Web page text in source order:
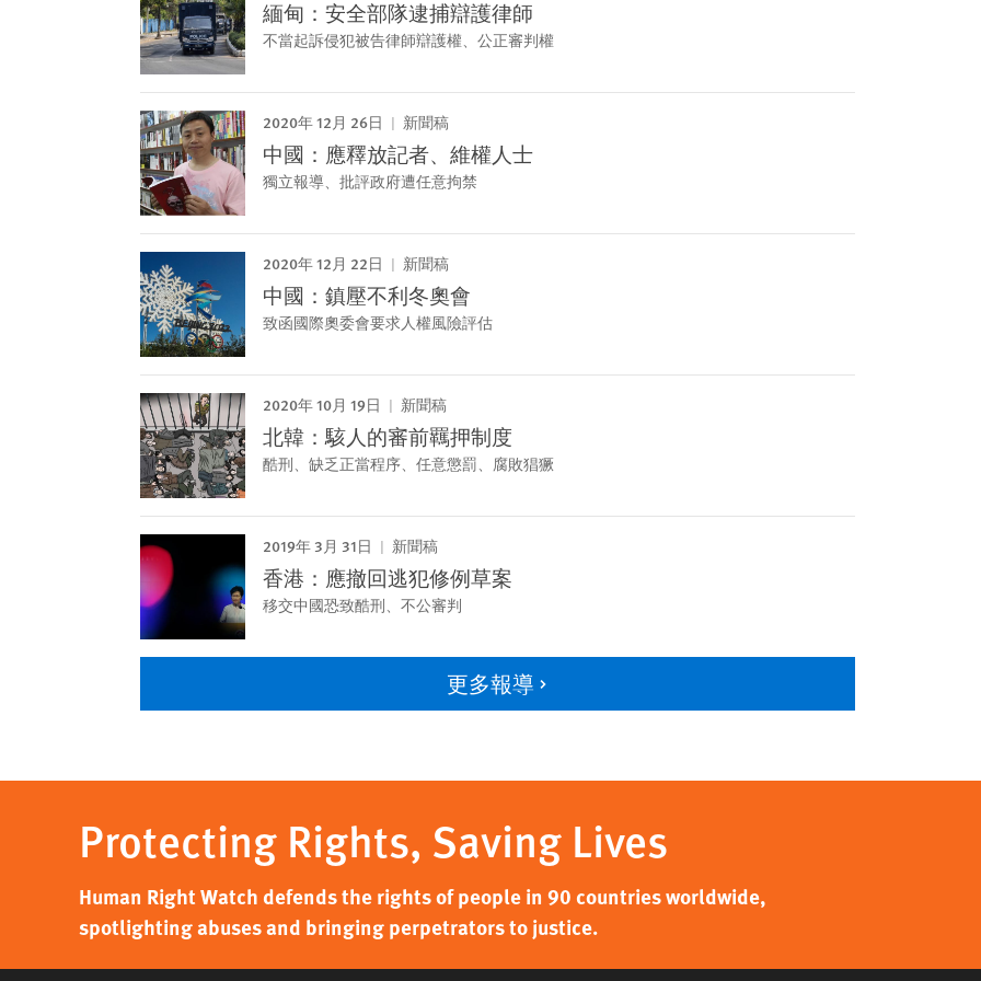
緬甸：安全部隊逮捕辯護律師
不當起訴侵犯被告律師辯護權、公正審判權
2020年 12月 26日 新聞稿
中國：應釋放記者、維權人士
獨立報導、批評政府遭任意拘禁
2020年 12月 22日 新聞稿
中國：鎮壓不利冬奧會
致函國際奧委會要求人權風險評估
2020年 10月 19日 新聞稿
北韓：駭人的審前羈押制度
酷刑、缺乏正當程序、任意懲罰、腐敗猖獗
2019年 3月 31日 新聞稿
香港：應撤回逃犯修例草案
移交中國恐致酷刑、不公審判
更多報導
Protecting Rights, Saving Lives
Human Right Watch defends the rights of people in 90 countries worldwide,
spotlighting abuses and bringing perpetrators to justice.